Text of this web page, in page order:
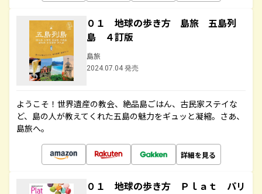
０１ 地球の歩き方 島旅 五島列
島 ４訂版
島旅
2024.07.04 発売
ようこそ！世界遺産の教会、絶品島ごはん、古民家ステイな
ど、島の人が教えてくれた五島の魅力をギュッと凝縮。さあ、
島旅へ。
詳細を見る
０１ 地球の歩き方 Ｐｌａｔ パリ